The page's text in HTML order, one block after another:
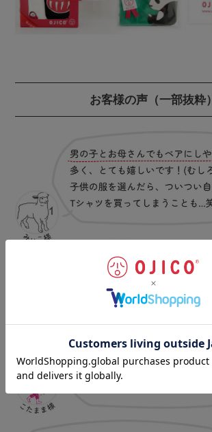
お客様の声（一部抜粋）